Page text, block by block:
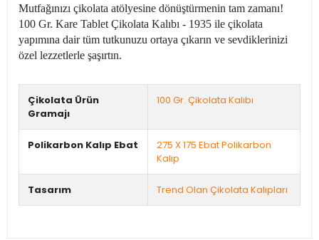
Mutfağınızı çikolata atölyesine dönüştürmenin tam zamanı!
100 Gr. Kare Tablet Çikolata Kalıbı - 1935 ile çikolata
yapımına dair tüm tutkunuzu ortaya çıkarın ve sevdiklerinizi
özel lezzetlerle şaşırtın.
Çikolata Ürün
Gramajı
100 Gr. Çikolata Kalıbı
Polikarbon Kalıp Ebat
275 X 175 Ebat Polikarbon
Kalıp
Tasarım Trend Olan Çikolata Kalıpları